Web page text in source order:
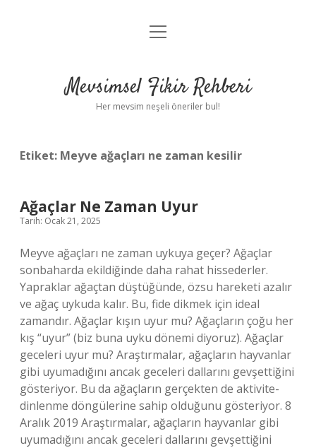
Anasayfa
Yasal Uyarı
menüyü
Mevsimsel Fikir Rehberi
Her mevsim neşeli öneriler bul!
Etiket: Meyve ağaçları ne zaman kesilir
Ağaçlar Ne Zaman Uyur
Tarih: Ocak 21, 2025
Meyve ağaçları ne zaman uykuya geçer? Ağaçlar
sonbaharda ekildiğinde daha rahat hissederler.
Yapraklar ağaçtan düştüğünde, özsu hareketi azalır
ve ağaç uykuda kalır. Bu, fide dikmek için ideal
zamandır. Ağaçlar kışın uyur mu? Ağaçların çoğu her
kış “uyur” (biz buna uyku dönemi diyoruz). Ağaçlar
geceleri uyur mu? Araştırmalar, ağaçların hayvanlar
gibi uyumadığını ancak geceleri dallarını gevşettiğini
gösteriyor. Bu da ağaçların gerçekten de aktivite-
dinlenme döngülerine sahip olduğunu gösteriyor. 8
Aralık 2019 Araştırmalar, ağaçların hayvanlar gibi
uyumadığını ancak geceleri dallarını gevşettiğini